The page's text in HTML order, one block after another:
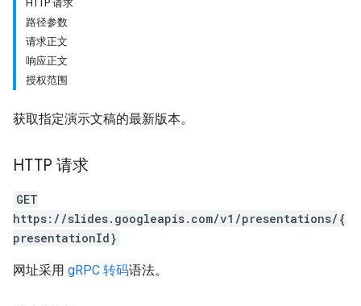
HTTP 请求
路径参数
请求正文
响应正文
授权范围
获取指定演示文稿的最新版本。
HTTP 请求
GET
https://slides.googleapis.com/v1/presentations/{
presentationId}
网址采用 gRPC 转码语法。